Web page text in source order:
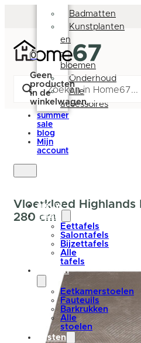
0
Geen
producten
in de
winkelwagen.
Badmatten
Kunstplanten
en
-
bloemen
Onderhoud
Alle
accessoires
summer
sale
blog
Mijn
account
nieuw
tafels
Eettafels
Salontafels
Bijzettafels
Alle
tafels
stoelen
Eetkamerstoelen
Fauteuils
Barkrukken
Alle
stoelen
kasten
Vloerkleed
280 cm